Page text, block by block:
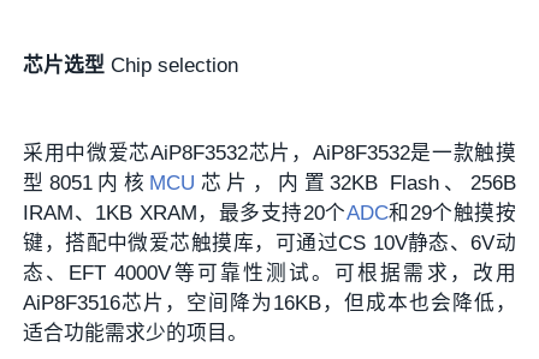
芯片选型Chip selection
采用中微爱芯AiP8F3532芯片，AiP8F3532是一款触摸
型8051内核 MCU 芯片，内置32KB Flash、256B
IRAM、1KB XRAM，最多支持20个ADC和29个触摸按
键，搭配中微爱芯触摸库，可通过CS 10V静态、6V动
态、EFT 4000V等可靠性测试。可根据需求，改用
AiP8F3516芯片，空间降为16KB，但成本也会降低，
适合功能需求少的项目。